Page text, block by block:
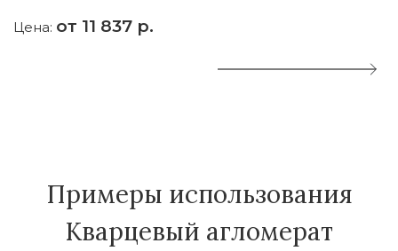
Цена: от 11 837 р.
Примеры использования
Кварцевый агломерат